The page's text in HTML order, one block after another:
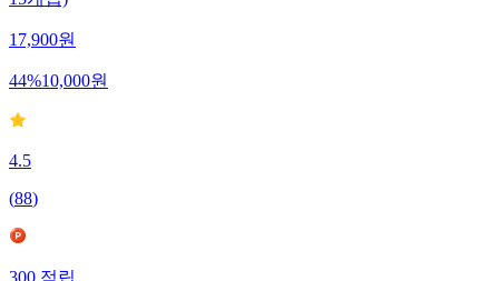
15개입)
17,900원
44%10,000원
4.5
(88)